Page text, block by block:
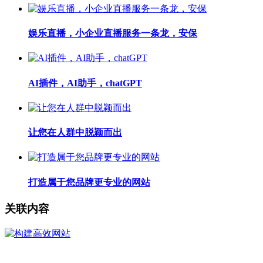
娱乐直播，小企业直播服务一条龙，安保
AI插件，AI助手，chatGPT
让您在人群中脱颖而出
打造属于您品牌更专业的网站
关联内容